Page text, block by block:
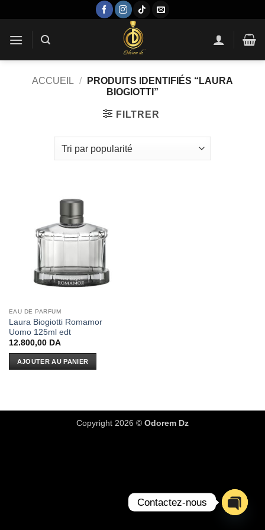
contenu
ACCUEIL /
PRODUITS IDENTIFIÉS “LAURA
BIOGIOTTI”
FILTRER
EAU DE PARFUM
Laura Biogiotti Romamor
Uomo 125ml edt
12.800,00 DA
AJOUTER AU PANIER
Copyright 2026 © Odorem Dz
Contactez-nous